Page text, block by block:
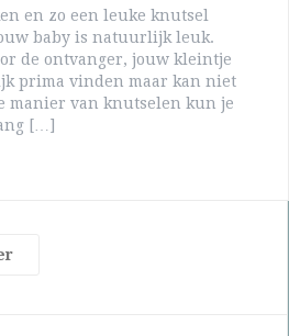
en zo een leuke knutsel
baby is natuurlijk leuk.
de ontvanger, jouw kleintje
prima vinden maar kan niet
manier van knutselen kun je
[…]